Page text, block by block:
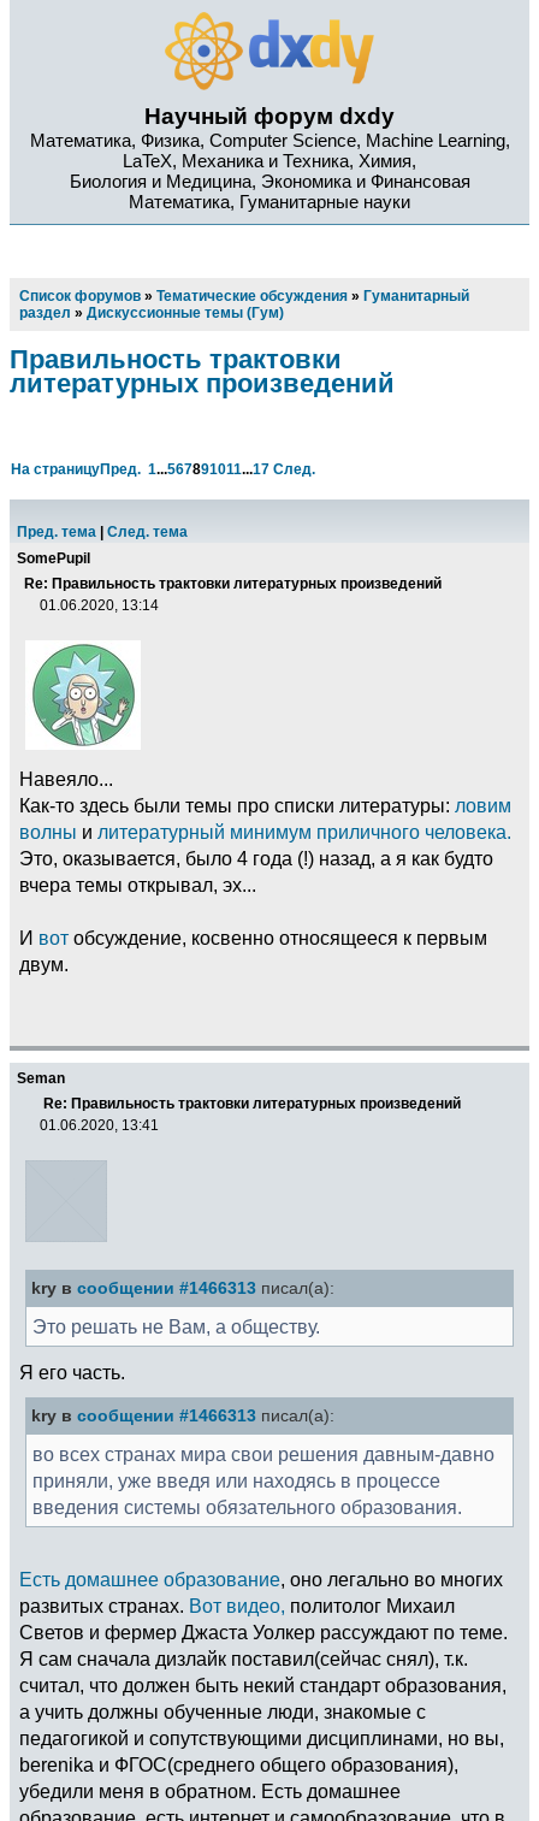
Научный форум dxdy
Математика, Физика, Computer Science, Machine Learning,
LaTeX, Механика и Техника, Химия,
Биология и Медицина, Экономика и Финансовая
Математика, Гуманитарные науки
Список форумов » Тематические обсуждения » Гуманитарный
раздел » Дискуссионные темы (Гум)
Правильность трактовки
литературных произведений
На страницуПред. 1...567891011...17 След.
Пред. тема
След. тема
SomePupil
Re: Правильность трактовки литературных произведений
01.06.2020, 13:14
Навеяло...
Как-то здесь были темы про списки литературы: ловим
волны и литературный минимум приличного человека.
Это, оказывается, было 4 года (!) назад, а я как будто
вчера темы открывал, эх...
И вот обсуждение, косвенно относящееся к первым
двум.
Seman
Re: Правильность трактовки литературных произведений
01.06.2020, 13:41
kry в сообщении #1466313 писал(а):
Это решать не Вам, а обществу.
Я его часть.
kry в сообщении #1466313 писал(а):
во всех странах мира свои решения давным-давно
приняли, уже введя или находясь в процессе
введения системы обязательного образования.
Есть домашнее образование, оно легально во многих
развитых странах. Вот видео, политолог Михаил
Светов и фермер Джаста Уолкер рассуждают по теме.
Я сам сначала дизлайк поставил(сейчас снял), т.к.
считал, что должен быть некий стандарт образования,
а учить должны обученные люди, знакомые с
педагогикой и сопутствующими дисциплинами, но вы,
berenika и ФГОС(среднего общего образования),
убедили меня в обратном. Есть домашнее